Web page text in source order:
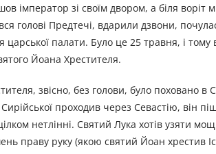
імператор зі своїм двором, а біля воріт
голові Предтечі, вдарили дзвони,
царської палати. Було це 25 травня, і
Йоана Хрестителя.
звісно, без голови, було поховано в
Сирійської проходив через Севастію, він
нетлінні. Святий Лука хотів узяти
праву руку (якою святий Йоан хрестив